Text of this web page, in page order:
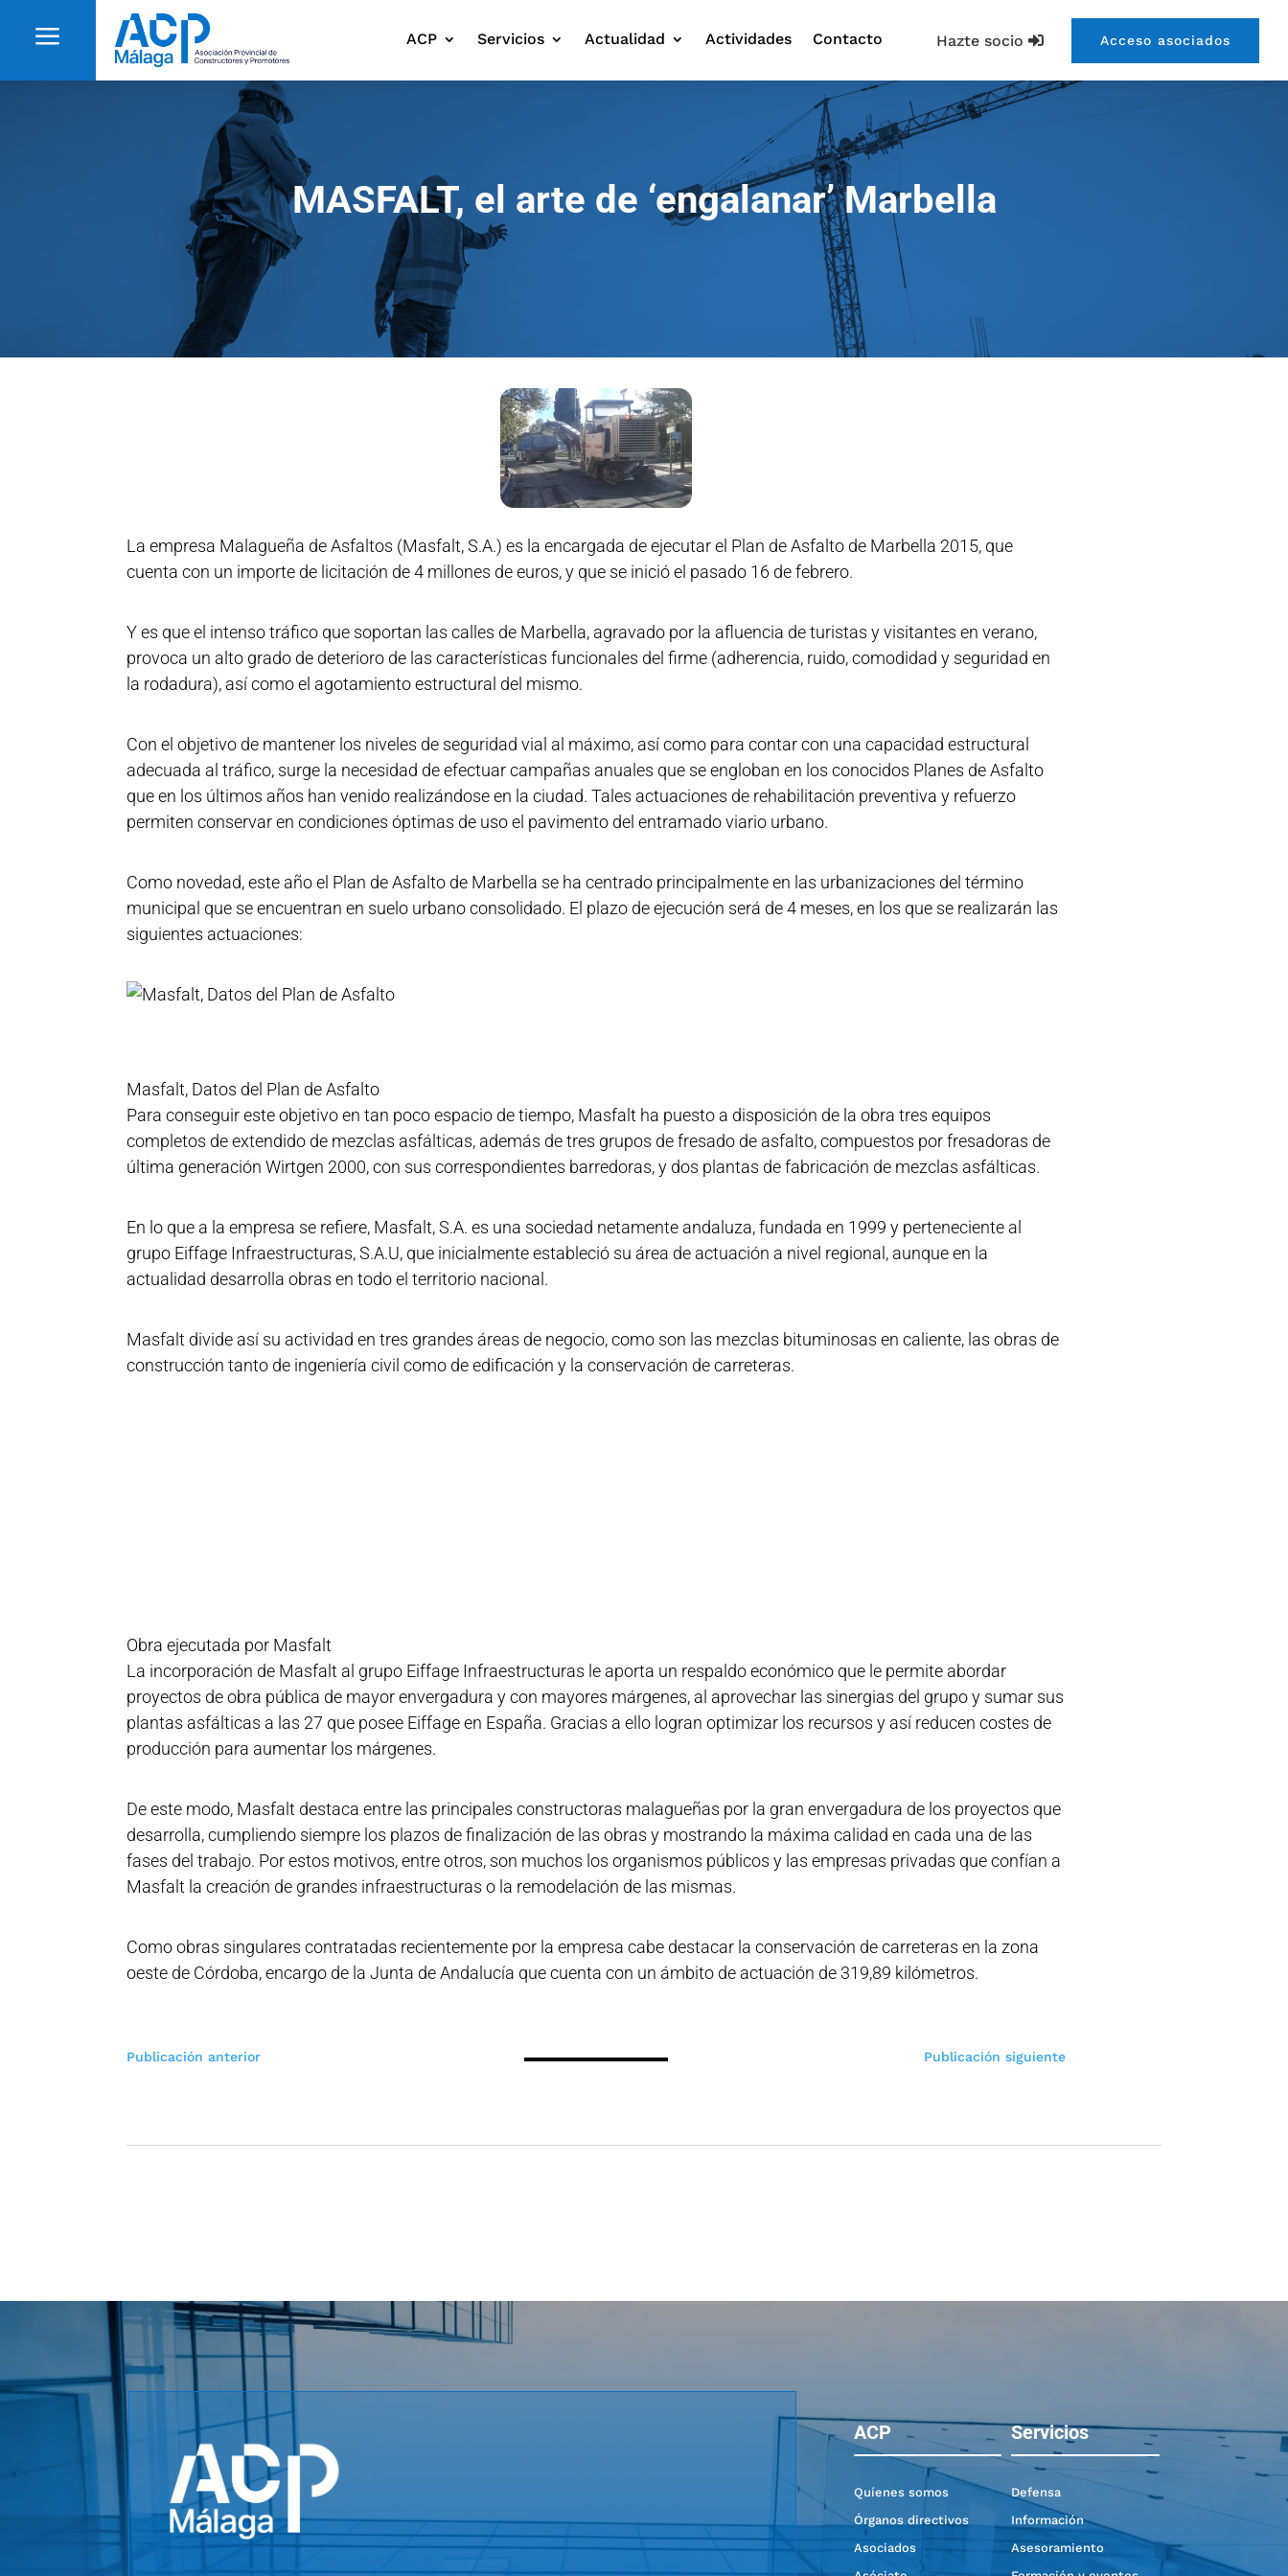
a Hazte socio Acceso asociados
ACP Servicios Actualidad Actividades Contacto
MASFALT, el arte de ‘engalanar’ Marbella
La empresa Malagueña de Asfaltos (Masfalt, S.A.) es la encargada de ejecutar el Plan de Asfalto de Marbella 2015, que
cuenta con un importe de licitación de 4 millones de euros, y que se inició el pasado 16 de febrero.
Y es que el intenso tráfico que soportan las calles de Marbella, agravado por la afluencia de turistas y visitantes en verano,
provoca un alto grado de deterioro de las características funcionales del firme (adherencia, ruido, comodidad y seguridad en
la rodadura), así como el agotamiento estructural del mismo.
Con el objetivo de mantener los niveles de seguridad vial al máximo, así como para contar con una capacidad estructural
adecuada al tráfico, surge la necesidad de efectuar campañas anuales que se engloban en los conocidos Planes de Asfalto
que en los últimos años han venido realizándose en la ciudad. Tales actuaciones de rehabilitación preventiva y refuerzo
permiten conservar en condiciones óptimas de uso el pavimento del entramado viario urbano.
Como novedad, este año el Plan de Asfalto de Marbella se ha centrado principalmente en las urbanizaciones del término
municipal que se encuentran en suelo urbano consolidado. El plazo de ejecución será de 4 meses, en los que se realizarán las
siguientes actuaciones:
Masfalt, Datos del Plan de Asfalto
Para conseguir este objetivo en tan poco espacio de tiempo, Masfalt ha puesto a disposición de la obra tres equipos
completos de extendido de mezclas asfálticas, además de tres grupos de fresado de asfalto, compuestos por fresadoras de
última generación Wirtgen 2000, con sus correspondientes barredoras, y dos plantas de fabricación de mezclas asfálticas.
En lo que a la empresa se refiere, Masfalt, S.A. es una sociedad netamente andaluza, fundada en 1999 y perteneciente al
grupo Eiffage Infraestructuras, S.A.U, que inicialmente estableció su área de actuación a nivel regional, aunque en la
actualidad desarrolla obras en todo el territorio nacional.
Masfalt divide así su actividad en tres grandes áreas de negocio, como son las mezclas bituminosas en caliente, las obras de
construcción tanto de ingeniería civil como de edificación y la conservación de carreteras.
De este modo, Masfalt destaca entre las principales constructoras malagueñas por la gran envergadura de los proyectos que
desarrolla, cumpliendo siempre los plazos de finalización de las obras y mostrando la máxima calidad en cada una de las
fases del trabajo. Por estos motivos, entre otros, son muchos los organismos públicos y las empresas privadas que confían a
Masfalt la creación de grandes infraestructuras o la remodelación de las mismas.
Como obras singulares contratadas recientemente por la empresa cabe destacar la conservación de carreteras en la zona
oeste de Córdoba, encargo de la Junta de Andalucía que cuenta con un ámbito de actuación de 319,89 kilómetros.
Navegación
 Llámanos
952 211 276 / 868
29002 Málaga
ACP Servicios
Asociados
Asóciate
Asesoramiento
Formación y eventos